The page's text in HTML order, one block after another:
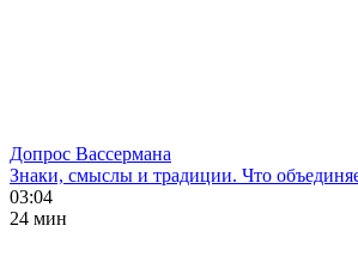
Допрос Вассермана
Знаки, смыслы и традиции. Что
03:04
24 мин